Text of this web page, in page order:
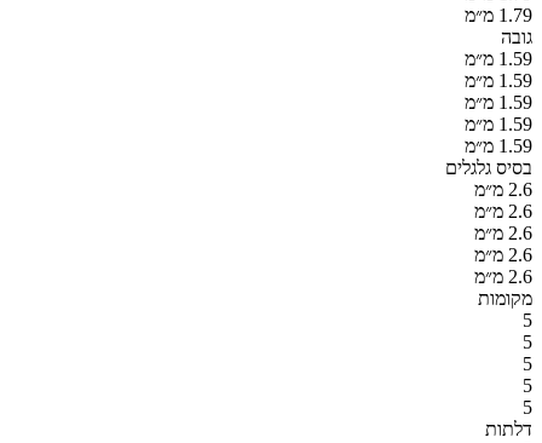
1.79 מ״מ
גובה
1.59 מ״מ
1.59 מ״מ
1.59 מ״מ
1.59 מ״מ
1.59 מ״מ
בסיס גלגלים
2.6 מ״מ
2.6 מ״מ
2.6 מ״מ
2.6 מ״מ
2.6 מ״מ
מקומות
5
5
5
5
5
דלתות